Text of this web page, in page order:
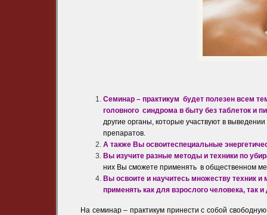
Семинар – практикум будет полезен всем
головного синдрома в быту без таблеток и
другие органы, которые участвуют в
препаратов.
А также Вы освоитеспециальные
Вы изучите разные методы и техники по
них Вы сможете применять в общественном
Вы освоите и научитесь множеству техник
применять как для взрослого человека, так и
На семинар – практикум принести с собой